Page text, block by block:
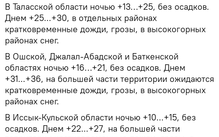
В Таласской области ночью +13…+25, без осадков.
Днем +25...+30, в отдельных районах
кратковременные дожди, грозы, в высокогорных
районах снег.
В Ошской, Джалал-Абадской и Баткенской
областях ночью +16…+21, без осадков. Днем
+31...+36, на большей части территории ожидаются
кратковременные дожди, грозы, в высокогорных
районах снег.
В Иссык-Кульской области ночью +10...+15, без
осадков. Днем +22...+27, на большей части